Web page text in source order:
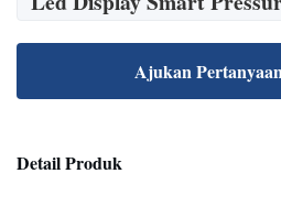
Ajukan
Detail Produk